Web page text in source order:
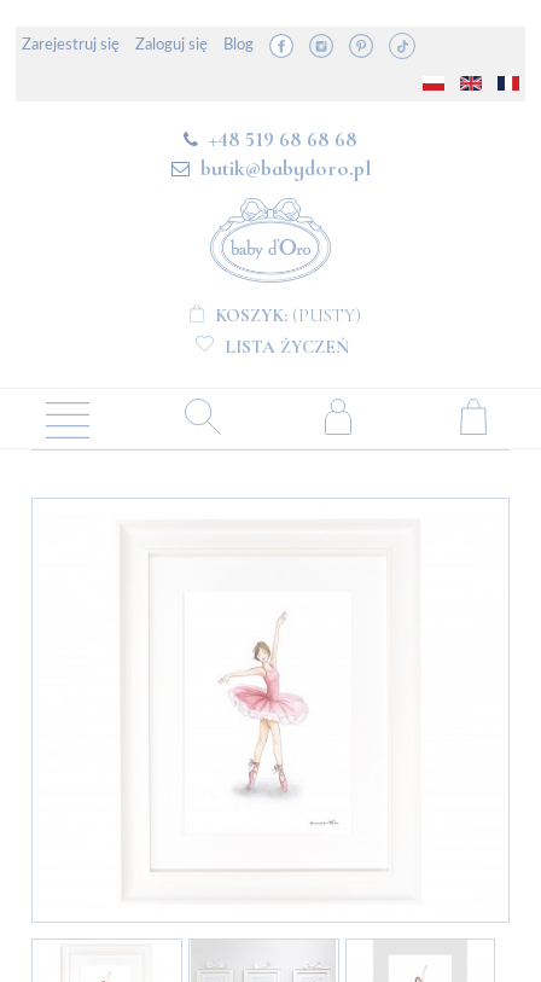
Zarejestruj się Zaloguj się Blog
+48 519 68 68 68
butik@babydoro.pl
KOSZYK: (PUSTY)
LISTA ŻYCZEŃ